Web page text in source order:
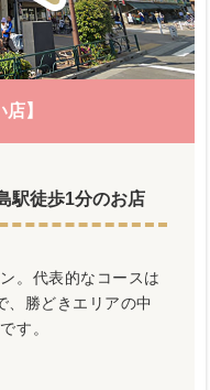
】
駅徒歩1分のお店
。代表的なコースは
、勝どきエリアの中
す。